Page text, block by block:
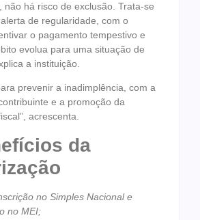
não há risco de exclusão. Trata-se
de regularidade, com o
o pagamento tempestivo e
evolua para uma situação de
a instituição.
prevenir a inadimplência, com a
e a promoção da
acrescenta.
da
no Simples Nacional e
no MEI;